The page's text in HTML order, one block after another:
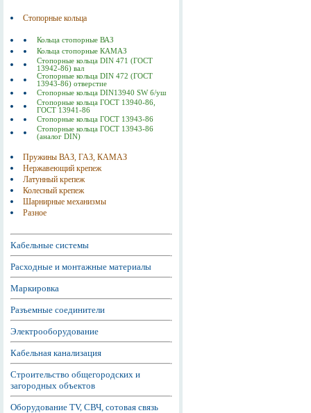
Стопорные кольца
Кольца стопорные ВАЗ
Кольца стопорные КАМАЗ
Стопорные кольца DIN 471 (ГОСТ
13942-86) вал
Стопорные кольца DIN 472 (ГОСТ
13943-86) отверстие
Стопорные кольца DIN13940 SW б/уш
Стопорные кольца ГОСТ 13940-86,
ГОСТ 13941-86
Стопорные кольца ГОСТ 13943-86
Стопорные кольца ГОСТ 13943-86
(аналог DIN)
Пружины ВАЗ, ГАЗ, КАМАЗ
Нержавеющий крепеж
Латунный крепеж
Колесный крепеж
Шарнирные механизмы
Разное
Кабельные системы
Расходные и монтажные материалы
Маркировка
Разъемные соединители
Электрооборудование
Кабельная канализация
Строительство общегородских и
загородных объектов
Оборудование TV, СВЧ, сотовая связь